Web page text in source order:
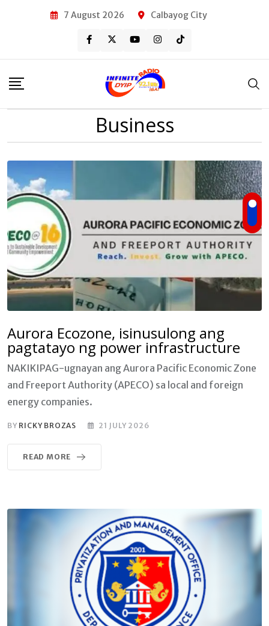
7 August 2026 Calbayog City
Business
Aurora Ecozone, isinusulong ang
pagtatayo ng power infrastructure
NAKIKIPAG-ugnayan ang Aurora Pacific Economic Zone
and Freeport Authority (APECO) sa local and foreign
energy companies.
BY RICKY BROZAS 21 JULY 2026
READ MORE